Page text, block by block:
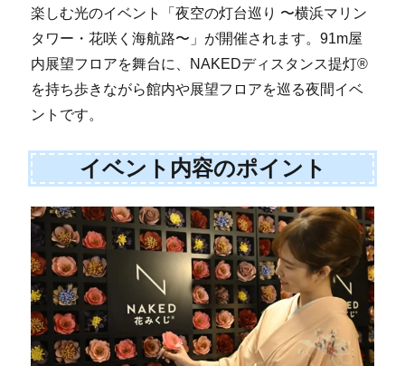
楽しむ光のイベント「夜空の灯台巡り 〜横浜マリン
タワー・花咲く海航路〜」が開催されます。91m屋
内展望フロアを舞台に、NAKEDディスタンス提灯®
を持ち歩きながら館内や展望フロアを巡る夜間イベ
ントです。
イベント内容のポイント